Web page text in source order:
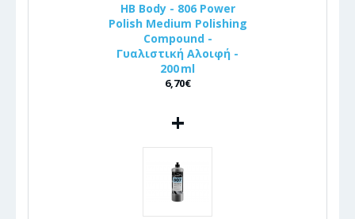
HB Body - 806 Power
Polish Medium Polishing
Compound -
Γυαλιστική Αλοιφή -
200 ml
6,70€
+